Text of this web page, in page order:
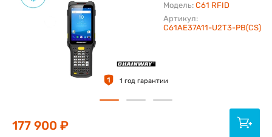
Модель: C61 RFID
Артикул:
C61AE37A11-U2T3-PB(CS)
1 1 год гарантии
177 900 ₽